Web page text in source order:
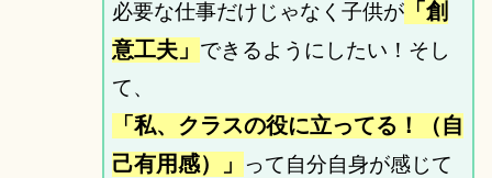
必要な仕事だけじゃなく子供が「創
意工夫」 できるようにしたい！そし
て、
「私、クラスの役に立ってる！（自
己有用感）」
って自分自身が感じて